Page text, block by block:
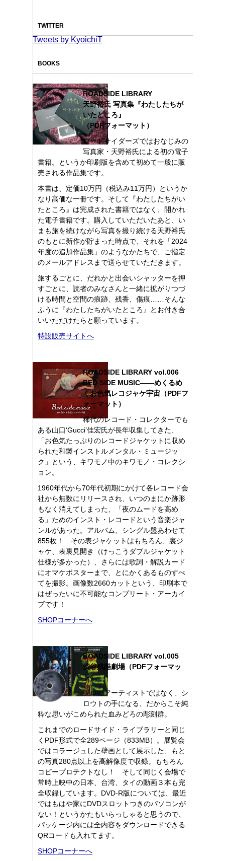
TWITTER
Tweets by KyoichiT
BOOKS
ROADSIDE LIBRARY
天野裕氏 写真集『わたしたちが
いたところ』
（PDFフォーマット）
ロードサイダーズではおなじみの
写真家・天野裕氏による初の電子
書籍。というか印刷版を含めて初めて一般に販
売される作品集です。
本書は、定価10万円（税込み11万円）というか
なり高価な一冊です。そして『わたしたちがい
たところ』は完成された書籍ではなく、開かれ
た電子書籍です。購入していただいたあと、い
まも旅を続けながら写真を撮り続ける天野裕氏
のもとに新作が貯まった時点で、それを「2024
年度の追加作品集」のようなかたちで、ご指定
のメールアドレスまで送らせていただきます。
旅するごとに、だれかと出会いシャッターを押
すごとに、読者のみなさんと一緒に拡がりつづ
ける時間と空間の痕跡、残香、傷痕……そんな
ふうに『わたしたちがいたところ』とお付き合
いいただけたらと願っています。
特設販売サイトへ
ROADSIDE LIBRARY vol.006
BED SIDE MUSIC――めくるめ
くお色気レコジャケ宇宙（PDFフ
ォーマット）
稀代のレコード・コレクターでも
ある山口‘Gucci’佳宏氏が長年収集してきた、
「お色気たっぷりのレコードジャケットに収め
られた和製インストルメンタル・ミュージッ
ク」という、キワモノ中のキワモノ・コレクシ
ョン。
1960年代から70年代初期にかけて各レコード会
社から無数にリリースされ、いつのまにか跡形
もなく消えてしまった、「夜のムードを高め
る」ためのインスト・レコードという音楽ジャ
ンルがあった。アルバム、シングル盤あわせて
855枚！ その表ジャケットはもちろん、裏ジ
ャケ、表裏見開き（けっこうダブルジャケット
仕様が多かった）、さらには歌詞・解説カード
にオマケポスターまで、とにかくあるものすべ
てを撮影。画像数2660カットという、印刷本で
はぜったいに不可能なコンプリート・アーカイ
ブです！
SHOPコーナーへ
ROADSIDE LIBRARY vol.005
渋谷残酷劇場（PDFフォーマッ
ト）
プロのアーティストではなく、シ
ロウトの手になる、だからこそ純
粋な思いがこめられた血みどろの彫刻群。
これまでのロードサイド・ライブラリーと同じ
くPDF形式で全289ページ（833MB）。展覧会
ではコラージュした壁画として展示した、もと
の写真280点以上を高解像度で収録。もちろん
コピープロテクトなし！ そして同じく会場で
常時上映中の日本、台湾、タイの動画３本も完
全収録しています。DVD-R版については、最近
ではもはや家にDVDスロットつきのパソコンが
ない！というかたもいらっしゃると思うので、
パッケージ内には全内容をダウンロードできる
QRコードも入れてます。
SHOPコーナーへ